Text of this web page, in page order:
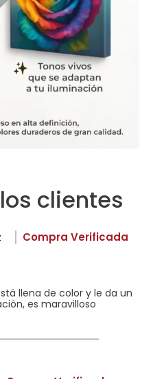
clientes
Compra Verificada
llena de color y le da un
es maravilloso